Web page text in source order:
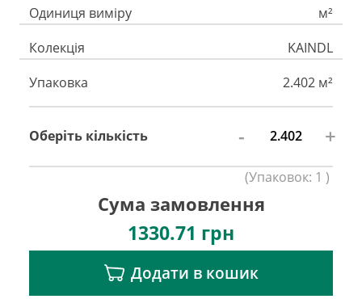
Одиниця виміру
м²
Колекція
KAINDL
Упаковка
2.402 м²
Оберіть кількість - +
(Упаковок: 1 )
Сума замовлення
1330.71 грн
Додати в кошик